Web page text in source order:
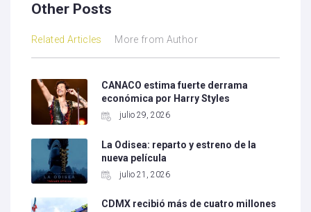
Other Posts
Related Articles More from Author
CANACO estima fuerte derrama
económica por Harry Styles
julio 29, 2026
La Odisea: reparto y estreno de la
nueva película
julio 21, 2026
CDMX recibió más de cuatro millones